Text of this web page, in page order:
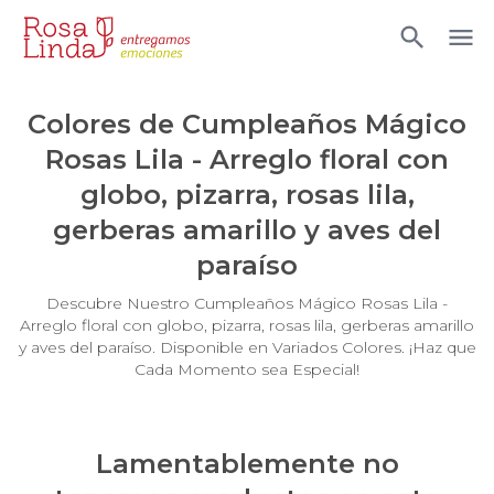
Colores de Cumpleaños Mágico
Rosas Lila - Arreglo floral con
globo, pizarra, rosas lila,
gerberas amarillo y aves del
paraíso
Descubre Nuestro Cumpleaños Mágico Rosas Lila -
Arreglo floral con globo, pizarra, rosas lila, gerberas amarillo
y aves del paraíso. Disponible en Variados Colores. ¡Haz que
Cada Momento sea Especial!
Lamentablemente no
Arreglos florales románticos
Arreglos fucsia
Arreglos rosados
Astromelias
Ave del Paraíso (Strelitzia)
Best Sellers
categoria de prueba